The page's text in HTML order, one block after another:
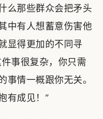
么那些群众会把矛头
中有人想蓄意伤害他
显得更加的不同寻
事很复杂，你只需
事情一概跟你无关。
有成见！”